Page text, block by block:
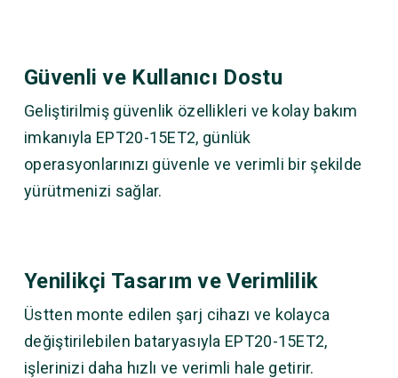
Güvenli ve Kullanıcı Dostu
Geliştirilmiş güvenlik özellikleri ve kolay bakım
imkanıyla EPT20-15ET2, günlük
operasyonlarınızı güvenle ve verimli bir şekilde
yürütmenizi sağlar.
Yenilikçi Tasarım ve Verimlilik
Üstten monte edilen şarj cihazı ve kolayca
değiştirilebilen bataryasıyla EPT20-15ET2,
işlerinizi daha hızlı ve verimli hale getirir.